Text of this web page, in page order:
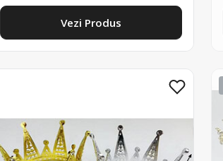
Vezi Produs